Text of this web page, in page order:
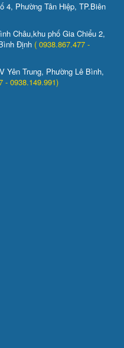
4, Phường Tân Hiệp, TP.Biên
Châu,khu phố Gia Chiểu 2,
Định ( 0938.867.477 -
Yên Trung, Phường Lê Bình,
- 0938.149.991)